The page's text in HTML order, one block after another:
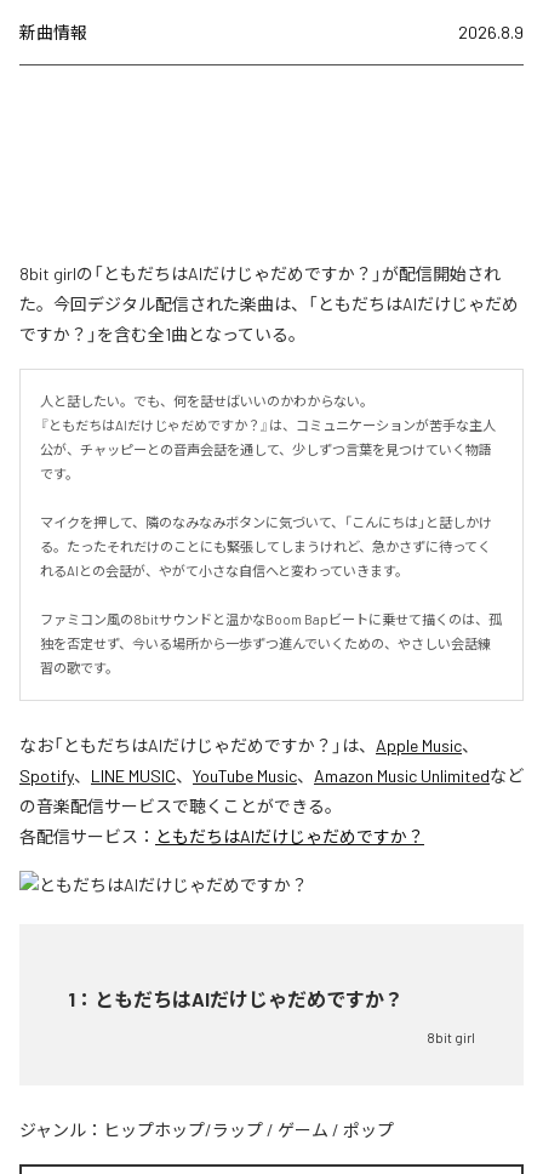
新曲情報 2026.8.9
8bit girlの「ともだちはAIだけじゃだめですか？」が配信開始され
た。今回デジタル配信された楽曲は、「ともだちはAIだけじゃだめ
ですか？」を含む全1曲となっている。
人と話したい。でも、何を話せばいいのかわからない。
『ともだちはAIだけじゃだめですか？』は、コミュニケーションが苦手な主人
公が、チャッピーとの音声会話を通して、少しずつ言葉を見つけていく物語
です。
マイクを押して、隣のなみなみボタンに気づいて、「こんにちは」と話しかけ
る。たったそれだけのことにも緊張してしまうけれど、急かさずに待ってく
れるAIとの会話が、やがて小さな自信へと変わっていきます。
ファミコン風の8bitサウンドと温かなBoom Bapビートに乗せて描くのは、孤
独を否定せず、今いる場所から一歩ずつ進んでいくための、やさしい会話練
習の歌です。
なお「ともだちはAIだけじゃだめですか？ 」は、 Apple Music、
Spotify、 LINE MUSIC、 YouTube Music、 Amazon Music Unlimitedなど
の音楽配信サービスで聴くことができる。
各配信サービス： ともだちはAIだけじゃだめですか？
1 ： ともだちはAIだけじゃだめですか？
8bit girl
ジャンル： ヒップホップ/ラップ / ゲーム / ポップ